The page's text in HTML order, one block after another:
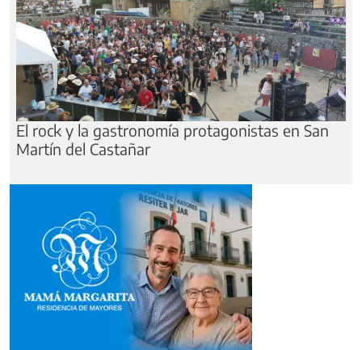
El rock y la gastronomía protagonistas en San
Martín del Castañar